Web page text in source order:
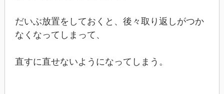
だいぶ放置をしておくと、後々取り返しがつか
なくなってしまって、
直すに直せないようになってしまう。